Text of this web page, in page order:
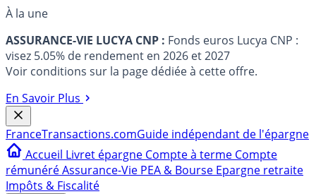
À la une
ASSURANCE-VIE LUCYA CNP : Fonds euros Lucya CNP :
visez 5.05% de rendement en 2026 et 2027
Voir conditions sur la page dédiée à cette offre.
En Savoir Plus
FranceTransactions.comGuide indépendant de l'épargne
Accueil Livret épargne Compte à terme Compte
rémunéréAssurance-Vie PEA & Bourse Epargne retraite
Impôts & Fiscalité